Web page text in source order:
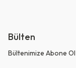
Bülten
Bültenimize Abone Ol